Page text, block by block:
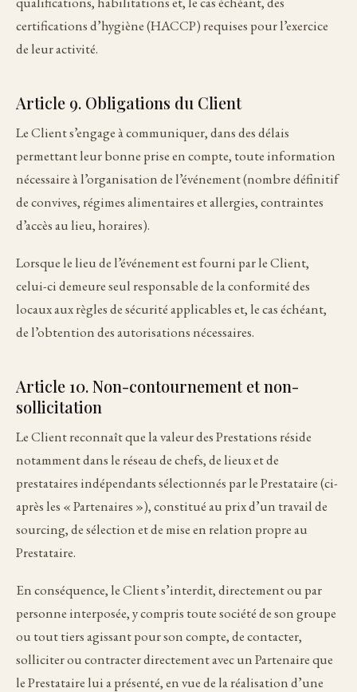
certifications d’hygiène (HACCP) requises pour l’exercice
de leur activité.
Article 9. Obligations du Client
Le Client s’engage à communiquer, dans des délais
permettant leur bonne prise en compte, toute information
nécessaire à l’organisation de l’événement (nombre définitif
de convives, régimes alimentaires et allergies, contraintes
d’accès au lieu, horaires).
Lorsque le lieu de l’événement est fourni par le Client,
celui-ci demeure seul responsable de la conformité des
locaux aux règles de sécurité applicables et, le cas échéant,
de l’obtention des autorisations nécessaires.
Article 10. Non-contournement et non-
sollicitation
Le Client reconnaît que la valeur des Prestations réside
notamment dans le réseau de chefs, de lieux et de
prestataires indépendants sélectionnés par le Prestataire (ci-
après les « Partenaires »), constitué au prix d’un travail de
sourcing, de sélection et de mise en relation propre au
Prestataire.
En conséquence, le Client s’interdit, directement ou par
personne interposée, y compris toute société de son groupe
ou tout tiers agissant pour son compte, de contacter,
solliciter ou contracter directement avec un Partenaire que
le Prestataire lui a présenté, en vue de la réalisation d’une